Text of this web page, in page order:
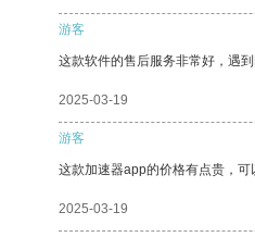
游客
这款软件的售后服务非常好，遇到
2025-03-19
游客
这款加速器app的价格有点贵，
2025-03-19